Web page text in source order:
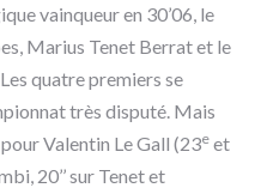
vainqueur en 30’06, le
Marius Tenet Berrat et le
quatre premiers se
très disputé. Mais
Valentin Le Gall (23e et
20’’ sur Tenet et